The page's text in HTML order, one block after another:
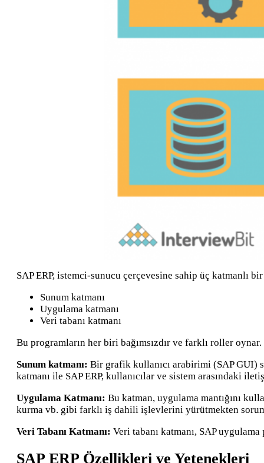
SAP ERP, istemci-sunucu çerçevesine sahip üç katmanlı
Sunum katmanı
Uygulama katmanı
Veri tabanı katmanı
Bu programların her biri bağımsızdır ve farklı roller oynar.
Sunum katmanı: Bir grafik kullanıcı arabirimi (SAP GUI)
katmanı ile SAP ERP, kullanıcılar ve sistem arasındaki
Uygulama Katmanı: Bu katman, uygulama mantığını
kurma vb. gibi farklı iş dahili işlevlerini yürütmekten
Veri Tabanı Katmanı: Veri tabanı katmanı, SAP
SAP ERP Özellikleri ve Yetenekleri